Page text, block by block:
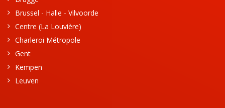
Brussel - Halle - Vilvoorde
Centre (La Louvière)
Charleroi Métropole
Gent
Kempen
Leuven